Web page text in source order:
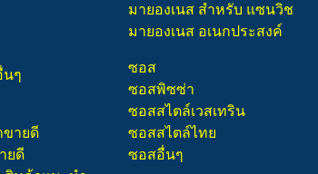
นๆ
ขายดี
ยดี
มายองเนส สำหรับ แซนวิช
มายองเนส อเนกประสงค์
ซอส
ซอสพิซซ่า
ซอสสไตล์เวสเทริน
ซอสสไตล์ไทย
ซอสอื่นๆ